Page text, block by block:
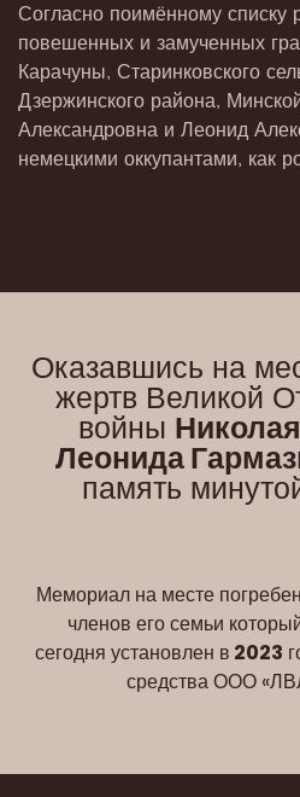
Согласно поимённому списку
повешенных и замученных
Карачуны, Старинковского
Дзержинского района,
Александровна и Леонид
немецкими оккупантами, как
Оказавшись на
жертв Великой
войны
Леонида
память
Мемориал на месте
членов его семьи
сегодня установлен в 2023
средства ООО